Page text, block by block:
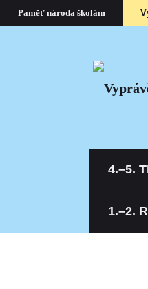
Paměť národa školám
4.–5.
1.–2.